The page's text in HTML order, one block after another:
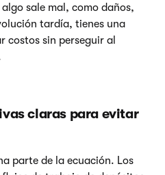
sale mal, como daños,
tardía, tienes una
costos sin perseguir al
claras para evitar
parte de la ecuación. Los